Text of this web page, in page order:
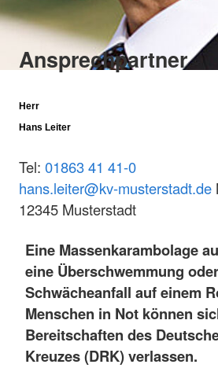
Ansprechpartner
Herr
Hans Leiter
Tel: 01863 41 41-0
hans.leiter@kv-musterstadt.de
12345 Musterstadt
Eine Massenkarambolage
eine Überschwemmung
Schwächeanfall auf einem
Menschen in Not können
Bereitschaften des
Kreuzes (DRK) verlassen.